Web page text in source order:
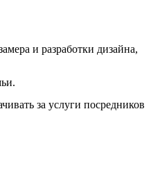
и разработки дизайна,
за услуги посредников